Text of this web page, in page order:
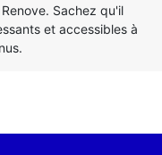
Sachez qu'il
et accessibles à